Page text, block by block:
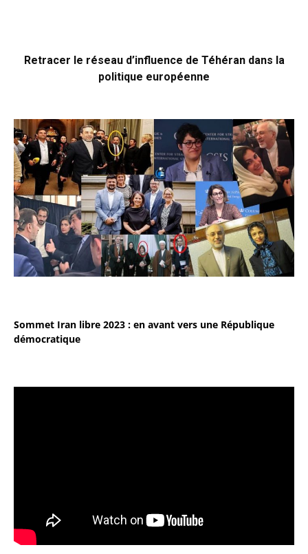
Retracer le réseau d’influence de Téhéran dans la
politique européenne
Sommet Iran libre 2023 : en avant vers une République
démocratique